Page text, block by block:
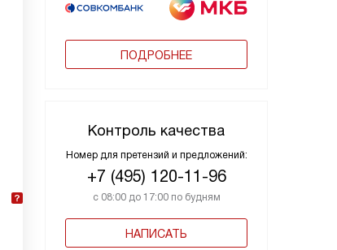
ПОДРОБНЕЕ
Контроль качества
Номер для претензий и предложений:
+7 (495) 120-11-96
с 08:00 до 17:00 по будням
НАПИСАТЬ